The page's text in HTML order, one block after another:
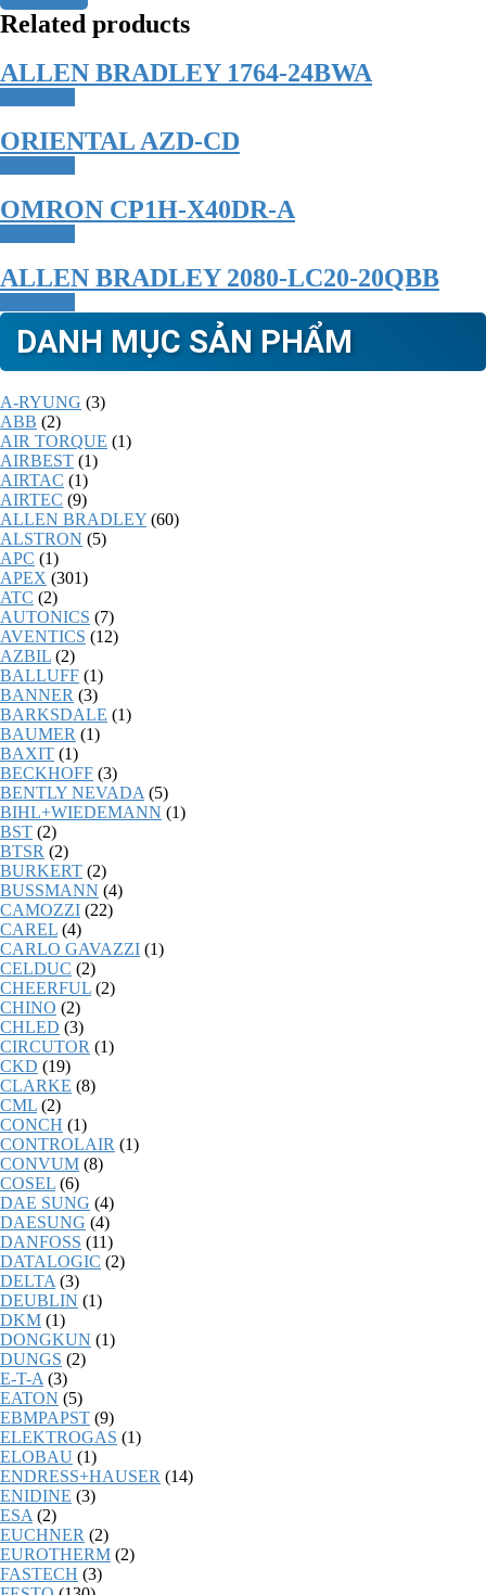
Related products
ALLEN BRADLEY 1764-24BWA
ORIENTAL AZD-CD
OMRON CP1H-X40DR-A
ALLEN BRADLEY 2080-LC20-20QBB
DANH MỤC SẢN PHẨM
A-RYUNG (3)
ABB (2)
AIR TORQUE (1)
AIRBEST (1)
AIRTAC (1)
AIRTEC (9)
ALLEN BRADLEY (60)
ALSTRON (5)
APC (1)
APEX (301)
ATC (2)
AUTONICS (7)
AVENTICS (12)
AZBIL (2)
BALLUFF (1)
BANNER (3)
BARKSDALE (1)
BAUMER (1)
BAXIT (1)
BECKHOFF (3)
BENTLY NEVADA (5)
BIHL+WIEDEMANN (1)
BST (2)
BTSR (2)
BURKERT (2)
BUSSMANN (4)
CAMOZZI (22)
CAREL (4)
CARLO GAVAZZI (1)
CELDUC (2)
CHEERFUL (2)
CHINO (2)
CHLED (3)
CIRCUTOR (1)
CKD (19)
CLARKE (8)
CML (2)
CONCH (1)
CONTROLAIR (1)
CONVUM (8)
COSEL (6)
DAE SUNG (4)
DAESUNG (4)
DANFOSS (11)
DATALOGIC (2)
DELTA (3)
DEUBLIN (1)
DKM (1)
DONGKUN (1)
DUNGS (2)
E-T-A (3)
EATON (5)
EBMPAPST (9)
ELEKTROGAS (1)
ELOBAU (1)
ENDRESS+HAUSER (14)
ENIDINE (3)
ESA (2)
EUCHNER (2)
EUROTHERM (2)
FASTECH (3)